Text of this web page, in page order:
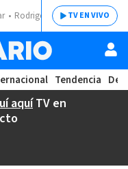
Rodrigo ChavesTV EN VIVO
Tendencia
aquíTV en